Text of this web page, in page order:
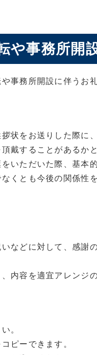
や事務所開
事務所開設に伴うお
状をお送りした際に、
戴することがあるかと
いただいた際、基本
くとも今後の関係性
などに対して、感謝
内容を適宜アレンジ
。
ピーできます。